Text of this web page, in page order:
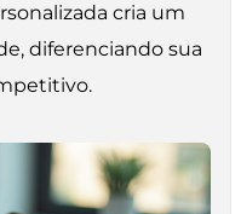
cria um
diferenciando sua